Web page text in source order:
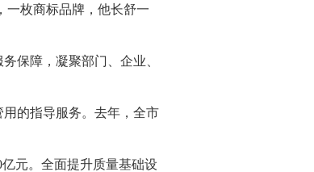
一枚商标品牌，他长舒一
保障，凝聚部门、企业、
的指导服务。去年，全市
元。全面提升质量基础设